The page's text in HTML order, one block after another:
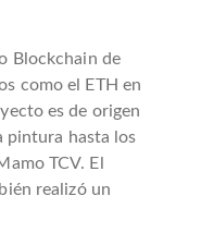
Blockchain de
como el ETH en
es de origen
pintura hasta los
TCV. El
realizó un